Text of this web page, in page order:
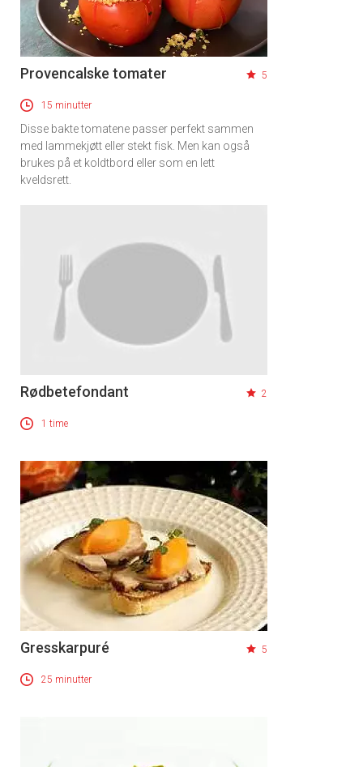
Provencalske tomater 5
15 minutter
Disse bakte tomatene passer perfekt sammen
med lammekjøtt eller stekt fisk. Men kan også
brukes på et koldtbord eller som en lett
kveldsrett.
Rødbetefondant 2
1 time
Gresskarpuré 5
25 minutter